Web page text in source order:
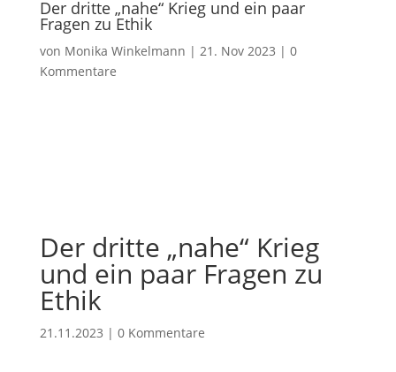
Der dritte „nahe“ Krieg und ein paar
Fragen zu Ethik
von Monika Winkelmann | 21. Nov 2023 | 0
Kommentare
Der dritte „nahe“ Krieg
und ein paar Fragen zu
Ethik
21.11.2023 | 0 Kommentare